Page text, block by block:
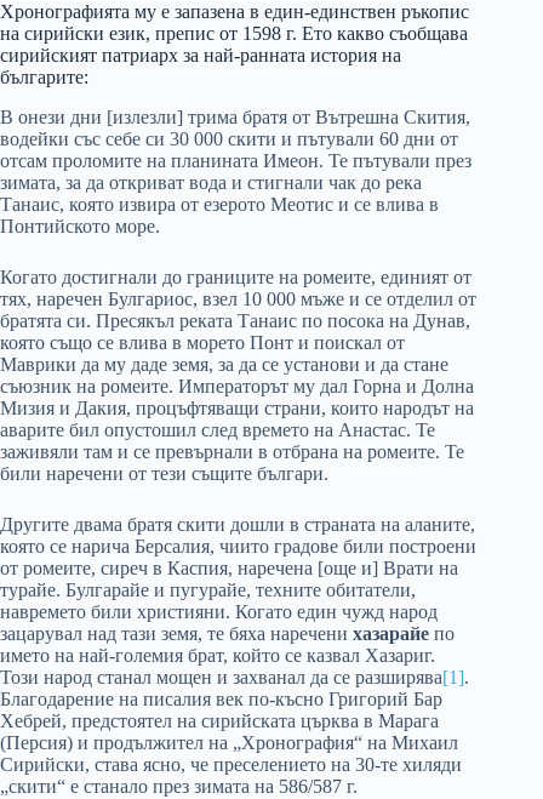
Хронографията му е запазена в един-единствен ръкопис
на сирийски език, препис от 1598 г. Ето какво съобщава
сирийският патриарх за най-ранната история на
българите:
В онези дни [излезли] трима братя от Вътрешна Скития,
водейки със себе си 30 000 скити и пътували 60 дни от
отсам проломите на планината Имеон. Те пътували през
зимата, за да откриват вода и стигнали чак до река
Танаис, която извира от езерото Меотис и се влива в
Понтийското море.
Когато достигнали до границите на ромеите, единият от
тях, наречен Булгариос, взел 10 000 мъже и се отделил от
братята си. Пресякъл реката Танаис по посока на Дунав,
която също се влива в морето Понт и поискал от
Маврики да му даде земя, за да се установи и да стане
съюзник на ромеите. Императорът му дал Горна и Долна
Мизия и Дакия, процъфтяващи страни, които народът на
аварите бил опустошил след времето на Анастас. Те
заживяли там и се превърнали в отбрана на ромеите. Те
били наречени от тези същите българи.
Другите двама братя скити дошли в страната на аланите,
която се нарича Берсалия, чиито градове били построени
от ромеите, сиреч в Каспия, наречена [още и] Врати на
турайе. Булгарайе и пугурайе, техните обитатели,
навремето били християни. Когато един чужд народ
зацарувал над тази земя, те бяха наречени хазарайе по
името на най-големия брат, който се казвал Хазариг.
Този народ станал мощен и захванал да се разширява[1].
Благодарение на писалия век по-късно Григорий Бар
Хебрей, предстоятел на сирийската църква в Марага
(Персия) и продължител на „Хронография“ на Михаил
Сирийски, става ясно, че преселението на 30-те хиляди
„скити“ е станало през зимата на 586/587 г.